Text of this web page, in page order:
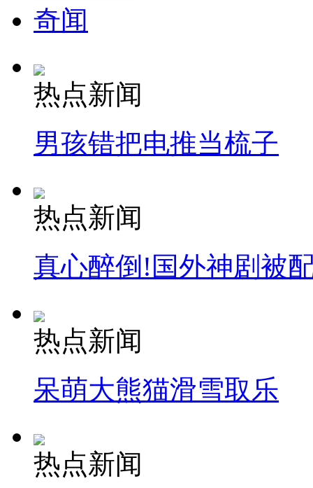
奇闻
热点新闻
男孩错把电推当梳子
热点新闻
真心醉倒!国外神剧被
热点新闻
呆萌大熊猫滑雪取乐
热点新闻